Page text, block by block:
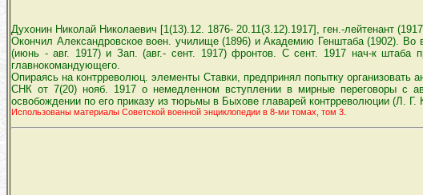
Духонин Николай Николаевич [1(13).12. 1876- 20.11(3.12).1917], ген.-лейтенант
Окончил Александровское воен. училище (1896) и Академию Генштаба (1902).
(июнь - авг. 1917) и Зап. (авг.- сент. 1917) фронтов. С сент. 1917 нач-к штаба
главнокомандующего.
Опираясь на контрреволюц. элементы Ставки, предпринял попытку
СНК от 7(20) нояб. 1917 о немедленном вступлении в мирные переговоры с
освобождении по его приказу из тюрьмы в Быхове главарей контрреволюции (Л.
Использованы материалы Советской военной энциклопедии в 8-ми томах, том 3.